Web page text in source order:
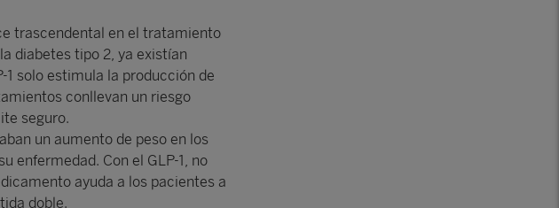
trascendental en el tratamiento
diabetes tipo 2, ya existían
1 solo estimula la producción de
conllevan un riesgo
seguro.
un aumento de peso en los
enfermedad. Con el GLP-1, no
ayuda a los pacientes a
doble.